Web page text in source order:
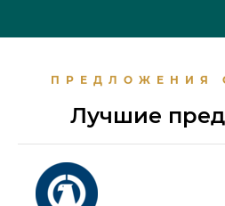
ПРЕДЛОЖЕНИЯ
Лучшие